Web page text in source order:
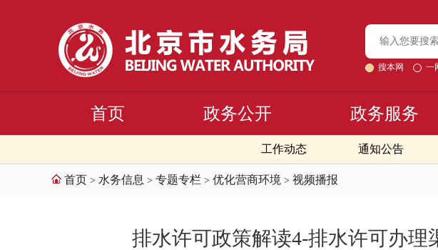
搜本网 一
首页 政务公开 政务服务
工作动态 通知公告
首页 > 水务信息 > 专题专栏 > 优化营商环境 > 视频播报
排水许可政策解读4-排水许可办